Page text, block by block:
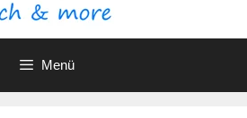
Menü